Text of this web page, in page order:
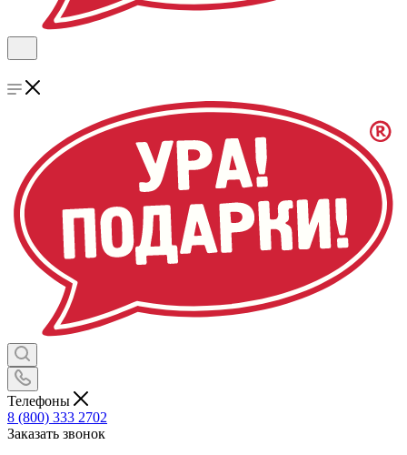
Телефоны
8 (800) 333 2702
Заказать звонок